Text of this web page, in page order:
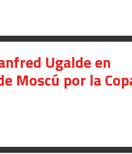
Ugalde en
Moscú por la